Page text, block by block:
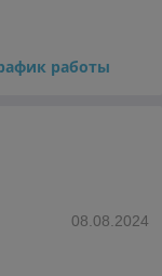
работы
08.08.2024